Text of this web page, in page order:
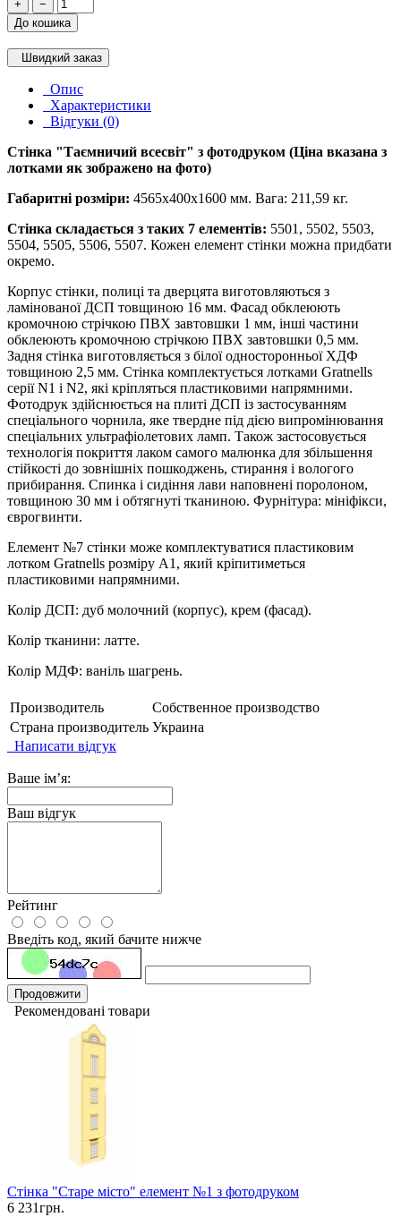
+
−
До кошика
Швидкий заказ
Опис
Характеристики
Відгуки (0)
Стінка "Таємничий всесвіт" з фотодруком (Ціна вказана з
лотками як зображено на фото)
Габаритні розміри: 4565х400х1600 мм. Вага: 211,59 кг.
Стінка складається з таких 7 елементів: 5501, 5502, 5503,
5504, 5505, 5506, 5507. Кожен елемент стінки можна придбати
окремо.
Корпус стінки, полиці та дверцята виготовляються з
ламінованої ДСП товщиною 16 мм. Фасад обклеюють
кромочною стрічкою ПВХ завтовшки 1 мм, інші частини
обклеюють кромочною стрічкою ПВХ завтовшки 0,5 мм.
Задня стінка виготовляється з білої односторонньої ХДФ
товщиною 2,5 мм. Стінка комплектується лотками Gratnells
серії N1 і N2, які кріпляться пластиковими напрямними.
Фотодрук здійснюється на плиті ДСП із застосуванням
спеціального чорнила, яке твердне під дією випромінювання
спеціальних ультрафіолетових ламп. Також застосовується
технологія покриття лаком самого малюнка для збільшення
стійкості до зовнішніх пошкоджень, стирання і вологого
прибирання. Спинка і сидіння лави наповнені поролоном,
товщиною 30 мм і обтягнуті тканиною. Фурнітура: мініфікси,
єврогвинти.
Елемент №7 стінки може комплектуватися пластиковим
лотком Gratnells розміру А1, який кріпитиметься
пластиковими напрямними.
Колір ДСП: дуб молочний (корпус), крем (фасад).
Колір тканини: латте.
Колір МДФ: ваніль шагрень.
Производитель
Собственное производство
Страна производитель Украина
Написати відгук
Ваше ім’я:
Ваш відгук
Рейтинг
Введіть код, який бачите нижче
Продовжити
Рекомендовані товари
Стінка "Старе місто" елемент №1 з фотодруком
6 231грн.